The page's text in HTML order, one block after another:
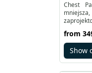
Chest
noszą
w terenie
lub –
from
Show